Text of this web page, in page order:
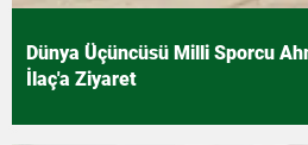
Dünya Üçüncüsü Milli Sporcu
İlaç'a Ziyaret